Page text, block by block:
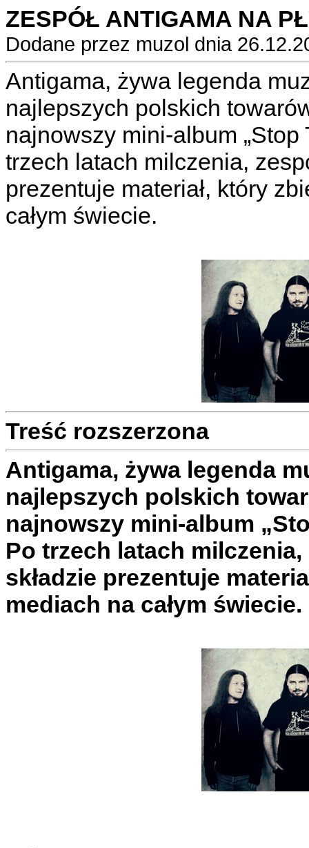
ZESPÓŁ ANTIGAMA NA
Dodane przez muzol dnia
Antigama, żywa legenda
najlepszych polskich
najnowszy mini-album
trzech latach milczenia,
prezentuje materiał, który
całym świecie.
Treść rozszerzona
Antigama, żywa legenda
najlepszych polskich
najnowszy mini-album
Po trzech latach
składzie prezentuje
mediach na całym świecie.